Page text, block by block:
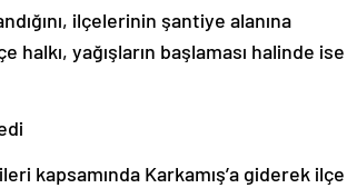
ilçelerinin şantiye alanına
halkı, yağışların başlaması halinde ise
kapsamında Karkamış’a giderek ilçe